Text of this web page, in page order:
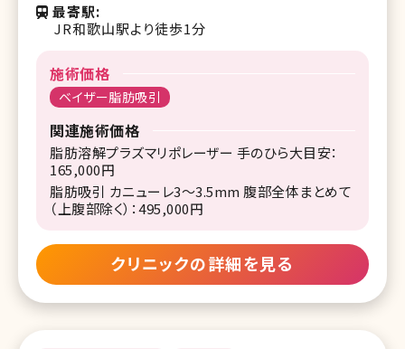
最寄駅
JR和歌山駅より徒歩1分
施術価格
ベイザー脂肪吸引
関連施術価格
脂肪溶解プラズマリポレーザー 手のひら大目安：
165,000円
脂肪吸引 カニューレ3～3.5mm 腹部全体まとめて
（上腹部除く）：495,000円
クリニックの詳細を見る